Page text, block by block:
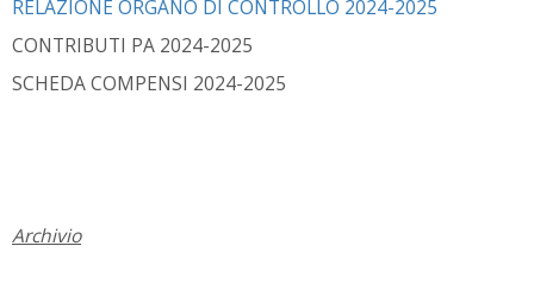
RELAZIONE ORGANO DI CONTROLLO 2024-2025
CONTRIBUTI PA 2024-2025
SCHEDA COMPENSI 2024-2025
Archivio